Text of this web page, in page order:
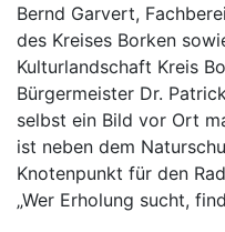
Bernd Garvert,
des Kreises Borken
Kulturlandschaft Kreis
Bürgermeister Dr.
selbst ein Bild vor Ort
ist neben dem
Knotenpunkt für den
„Wer Erholung sucht,